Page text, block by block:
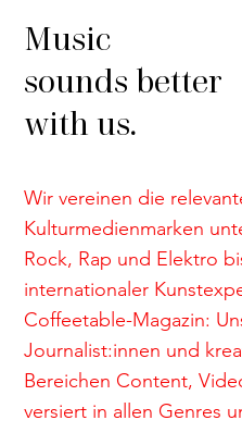
Music
sounds better
with us.
Wir vereinen die
Kulturmedienmarken
Rock, Rap und Elektro
internationaler
Coffeetable-Magazin:
Journalist:innen und
Bereichen Content,
versiert in allen Genres